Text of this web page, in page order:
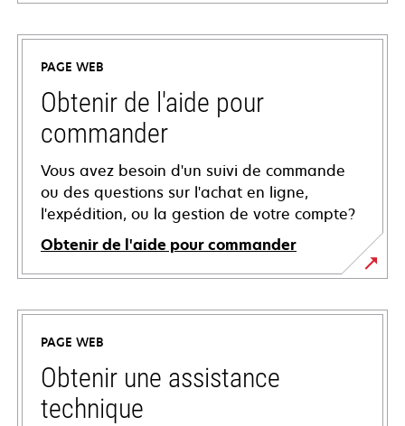
PAGE WEB
Obtenir de l'aide pour
commander
Vous avez besoin d'un suivi de commande
ou des questions sur l'achat en ligne,
l'expédition, ou la gestion de votre compte?
Obtenir de l'aide pour commander
PAGE WEB
Obtenir une assistance
technique